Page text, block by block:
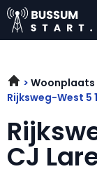
Woonplaats
Rijksweg-West 5
CJ